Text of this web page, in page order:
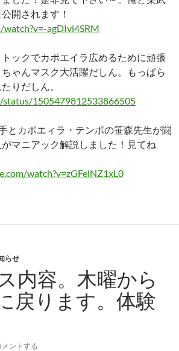
開されます！
agDIvi4SRM
ックでカポエイラ広めるために頑張
ゃんマスク大活躍だしん。もっぱら
りだしん。
1505479812533866505
とカポエィラ・テンポの笹森先生が闘
マニアック解説しました！見てね
watch?v=zGFelNZ1xL0
らせ
内容。木曜から
戻ります。体験
メントする